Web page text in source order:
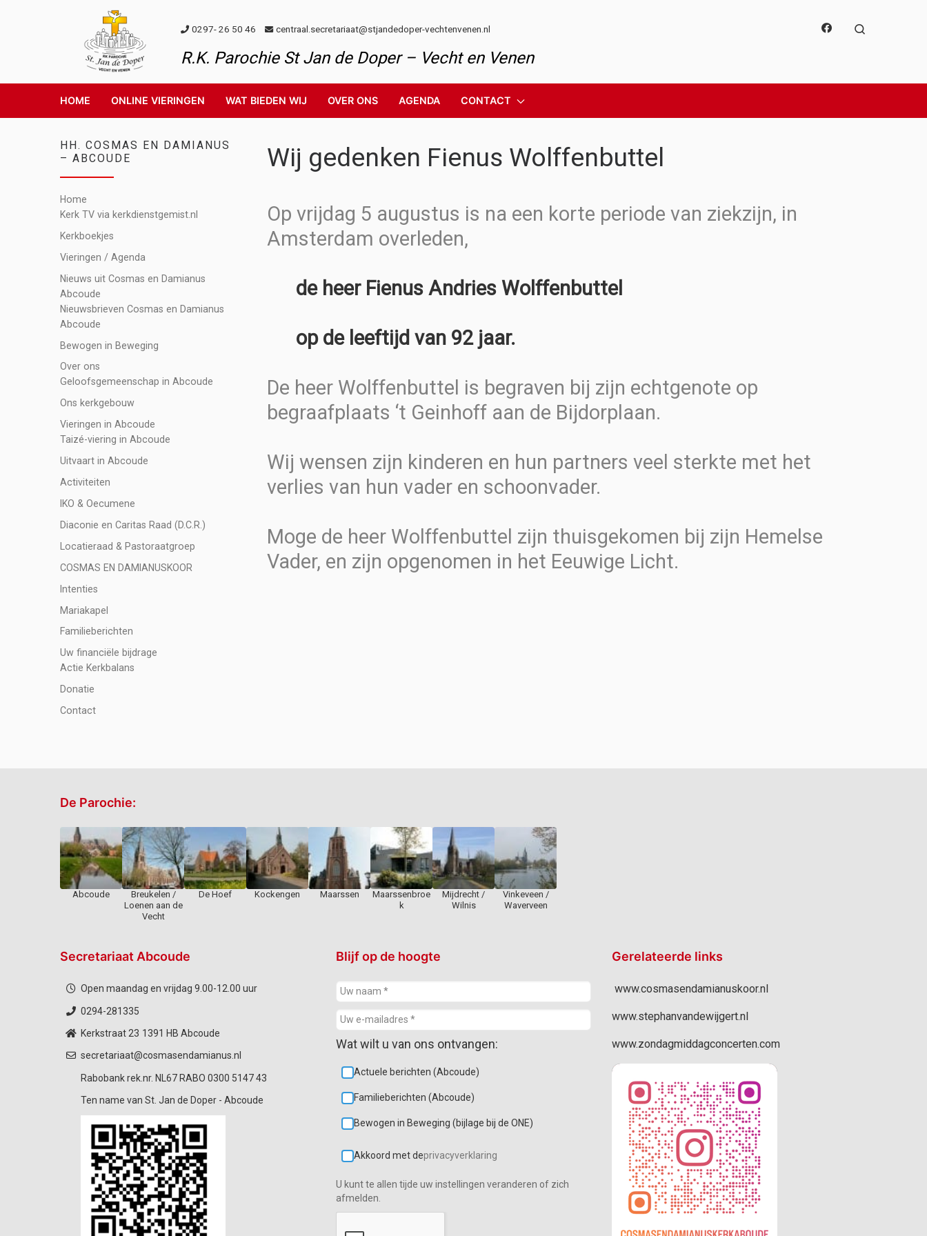
0297- 26 50 46 centraal.secretariaat@stjandedoper-vechtenvenen.nl
R.K. Parochie St Jan de Doper – Vecht en Venen
HOME ONLINE VIERINGEN WAT BIEDEN WIJ OVER ONS AGENDA CONTACT
Wij gedenken Fienus Wolffenbuttel
Op vrijdag 5 augustus is na een korte periode van ziekzijn, in
Amsterdam overleden,
de heer Fienus Andries Wolffenbuttel
op de leeftijd van 92 jaar.
De heer Wolffenbuttel is begraven bij zijn echtgenote op
begraafplaats ‘t Geinhoff aan de Bijdorplaan.
Wij wensen zijn kinderen en hun partners veel sterkte met het
verlies van hun vader en schoonvader.
Moge de heer Wolffenbuttel zijn thuisgekomen bij zijn Hemelse
Vader, en zijn opgenomen in het Eeuwige Licht.
HH. COSMAS EN DAMIANUS
– ABCOUDE
Home
Kerk TV via kerkdienstgemist.nl
Kerkboekjes
Vieringen / Agenda
Nieuws uit Cosmas en Damianus
Abcoude
Nieuwsbrieven Cosmas en Damianus
Abcoude
Bewogen in Beweging
Over ons
Geloofsgemeenschap in Abcoude
Ons kerkgebouw
Vieringen in Abcoude
Taizé-viering in Abcoude
Uitvaart in Abcoude
Activiteiten
IKO & Oecumene
Diaconie en Caritas Raad (D.C.R.)
Locatieraad & Pastoraatgroep
COSMAS EN DAMIANUSKOOR
Intenties
Mariakapel
Familieberichten
Uw financiële bijdrage
Actie Kerkbalans
Donatie
Contact
De Parochie:
Abcoude
Breukelen /
Loenen aan de
Vecht
De Hoef Kockengen Maarssen
Maarssenbroe
k
Mijdrecht /
Wilnis
Vinkeveen /
Waverveen
Secretariaat Abcoude
Open maandag en vrijdag 9.00-12.00 uur
0294-281335
Kerkstraat 23 1391 HB Abcoude
secretariaat@cosmasendamianus.nl
Rabobank rek.nr. NL67 RABO 0300 5147 43
Ten name van St. Jan de Doper - Abcoude
Blijf op de hoogte
Wat wilt u van ons ontvangen:
Actuele berichten (Abcoude)
Familieberichten (Abcoude)
Bewogen in Beweging (bijlage bij de ONE)
Akkoord met deprivacyverklaring
U kunt te allen tijde uw instellingen veranderen of zich
afmelden.
Gerelateerde links
www.cosmasendamianuskoor.nl
www.stephanvandewijgert.nl
www.zondagmiddagconcerten.com